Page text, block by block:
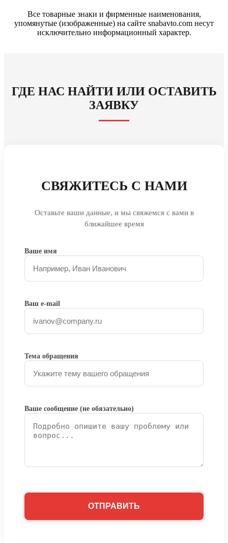
Все товарные знаки и фирменные наименования,
упомянутые (изображенные) на сайте snabavto.com несут
исключительно информационный характер.
ГДЕ НАС НАЙТИ ИЛИ ОСТАВИТЬ
ЗАЯВКУ
СВЯЖИТЕСЬ С НАМИ
Оставьте ваши данные, и мы свяжемся с вами в
ближайшее время
Ваше имя
Ваш e-mail
Тема обращения
Ваше сообщение (не обязательно)